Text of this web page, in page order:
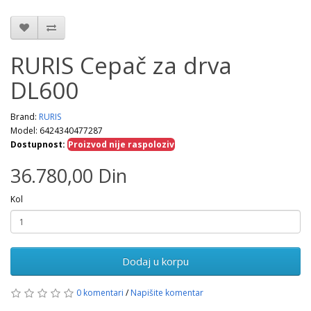
RURIS Cepač za drva
DL600
Brand: RURIS
Model: 6424340477287
Dostupnost: Proizvod nije raspoloziv
36.780,00 Din
Kol
Dodaj u korpu
0 komentari /Napišite komentar